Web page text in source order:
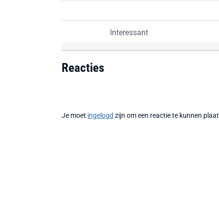
Interessant
Reacties
Je moet ingelogd zijn om een reactie te kunnen